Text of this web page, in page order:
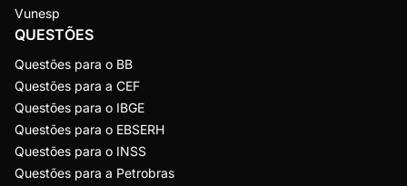
Vunesp
QUESTÕES
Questões para o BB
Questões para a CEF
Questões para o IBGE
Questões para o EBSERH
Questões para o INSS
Questões para a Petrobras